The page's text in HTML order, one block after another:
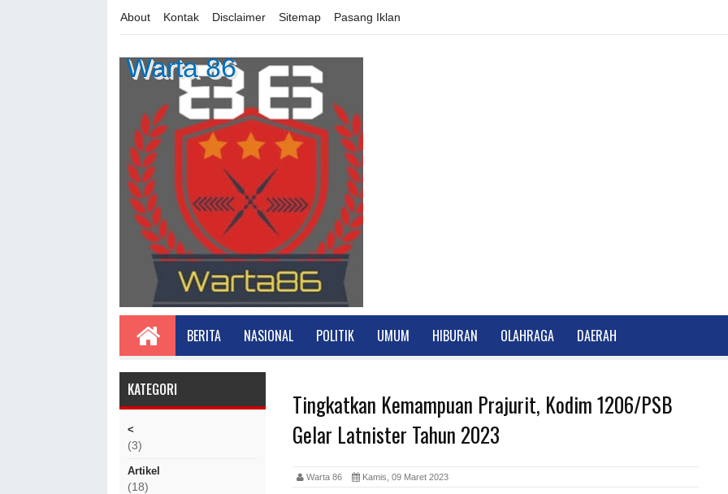
About Kontak Disclaimer Sitemap Pasang Iklan
Warta 86
BERITA NASIONAL POLITIK UMUM HIBURAN OLAHRAGA DAERAH
KATEGORI
<
(3)
Artikel
(18)
Tingkatkan Kemampuan Prajurit, Kodim 1206/PSB
Gelar Latnister Tahun 2023
Warta 86 Kamis, 09 Maret 2023